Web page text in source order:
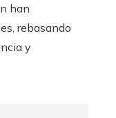
han
rebasando
y